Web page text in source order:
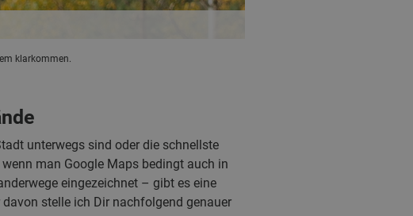
klarkommen.
unterwegs sind oder die schnellste
man Google Maps bedingt auch in
eingezeichnet – gibt es eine
stelle ich Dir nachfolgend genauer